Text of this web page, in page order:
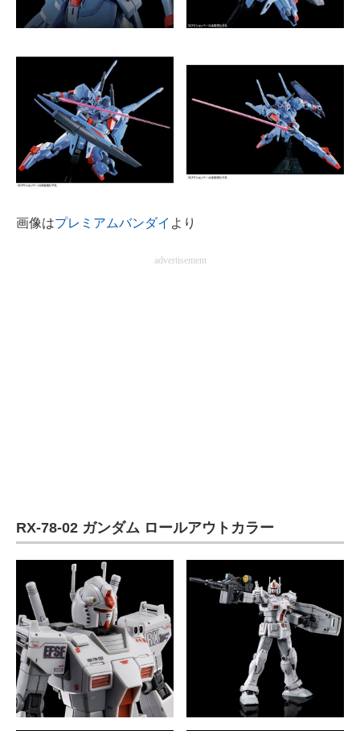
ビジネスと働き方のヒント
企業ITのトレンドを詳説
経営リーダーのコミュニティ
マーケ×ITの今がよく分かる
ITエンジニア向け専門サイト
画像はプレミアムバンダイ より
advertisement
RX-78-02 ガンダム ロールアウトカラー